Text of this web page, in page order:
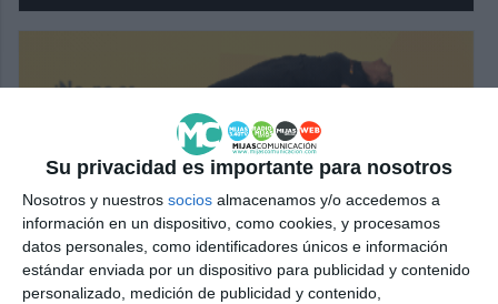
Su privacidad es importante para nosotros
Nosotros y nuestros socios almacenamos y/o accedemos a
información en un dispositivo, como cookies, y procesamos
datos personales, como identificadores únicos e información
estándar enviada por un dispositivo para publicidad y contenido
personalizado, medición de publicidad y contenido,